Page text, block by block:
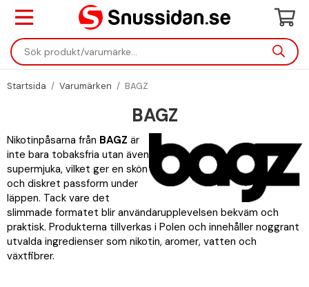
Startsida / Varumärken / BAGZ
BAGZ
Nikotinpåsarna från BAGZ är
inte bara tobaksfria utan även
supermjuka, vilket ger en skön
och diskret passform under
läppen. Tack vare det
slimmade formatet blir användarupplevelsen bekväm och
praktisk. Produkterna tillverkas i Polen och innehåller noggrant
utvalda ingredienser som nikotin, aromer, vatten och
växtfibrer.